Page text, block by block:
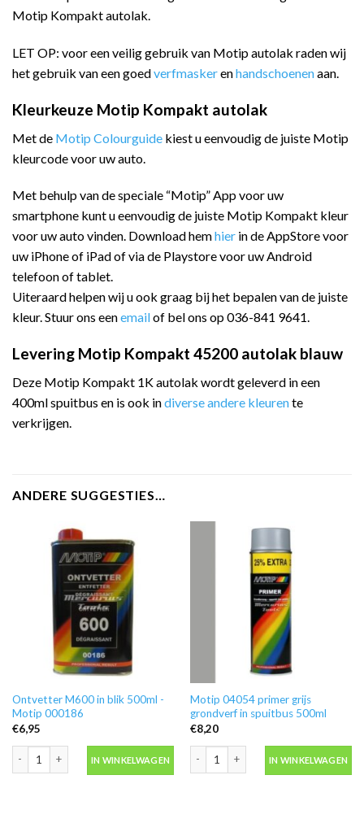
Motip Kompakt autolak.
LET OP: voor een veilig gebruik van Motip autolak raden wij
het gebruik van een goedverfmaskerenhandschoenenaan.
Kleurkeuze Motip Kompakt autolak
Met de Motip Colourguide kiest u eenvoudig de juiste Motip
kleurcode voor uw auto.
Met behulp van de speciale “Motip” App voor uw
smartphone kunt u eenvoudig de juiste Motip Kompakt kleur
voor uw auto vinden. Download hemhier in de AppStore voor
uw iPhone of iPad of via de Playstore voor uw Android
telefoon of tablet.
Uiteraard helpen wij u ook graag bij het bepalen van de juiste
kleur. Stuur ons eenemailof bel ons op 036-841 9641.
Levering Motip Kompakt 45200 autolak blauw
Deze Motip Kompakt 1K autolak wordt geleverd in een
400ml spuitbus en is ook indiverse andere kleurente
verkrijgen.
ANDERE SUGGESTIES…
Ontvetter M600 in blik 500ml -
Motip 000186
€6,95
IN WINKELWAGEN
Motip 04054 primer grijs
grondverf in spuitbus 500ml
€8,20
IN WINKELWAGEN